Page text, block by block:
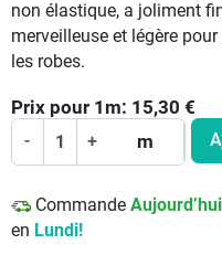
non élastique, a joliment
merveilleuse et légère
les robes.
Prix pour 1 m: 15,30 €
- + m
Commande Aujourd’hui
en Lundi!